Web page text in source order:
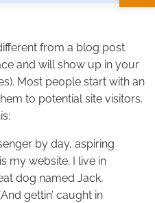
from a blog post
and will show up in your
Most people start with an
to potential site visitors.
by day, aspiring
my website. I live in
dog named Jack,
gettin’ caught in